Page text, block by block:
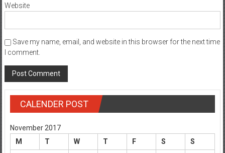
Website
Save my name, email, and website in this browser for the next time
I comment.
CALENDER POST
November 2017
M
T W T F S S